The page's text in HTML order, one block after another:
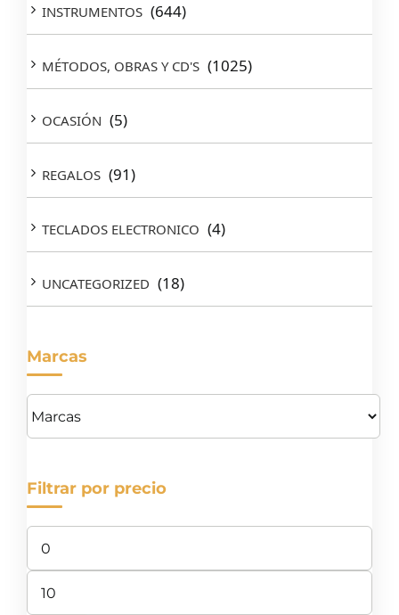
INSTRUMENTOS (644)
MÉTODOS, OBRAS Y CD'S (1025)
OCASIÓN (5)
REGALOS (91)
TECLADOS ELECTRONICO (4)
UNCATEGORIZED (18)
Marcas
Filtrar por precio
Precio
mínimo
Precio
máximo